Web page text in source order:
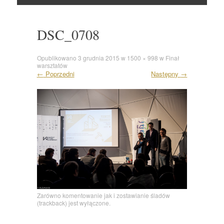
DSC_0708
Opublikowano 3 grudnia 2015 w 1500 × 998 w Finał
warsztatów
← Poprzedni Następny →
Zarówno komentowanie jak i zostawianie śladów
(trackback) jest wyłączone.